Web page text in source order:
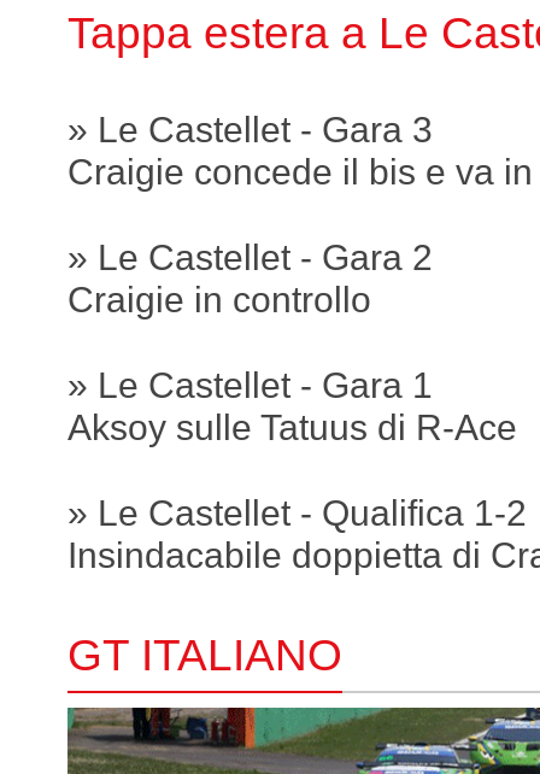
Tappa estera a Le
» Le Castellet - Gara 3
Craigie concede il bis e va
» Le Castellet - Gara 2
Craigie in controllo
» Le Castellet - Gara 1
Aksoy sulle Tatuus di R-Ace
» Le Castellet - Qualifica 1-2
Insindacabile doppietta di
GT ITALIANO